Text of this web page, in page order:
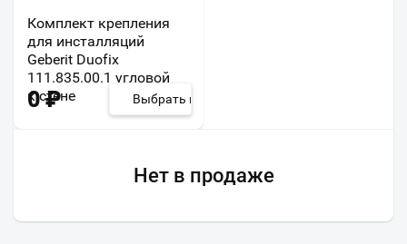
Комплект крепления
для инсталляций
Geberit Duofix
111.835.00.1 угловой
к стене
0₽ Выбрать из 2
Нет в продаже